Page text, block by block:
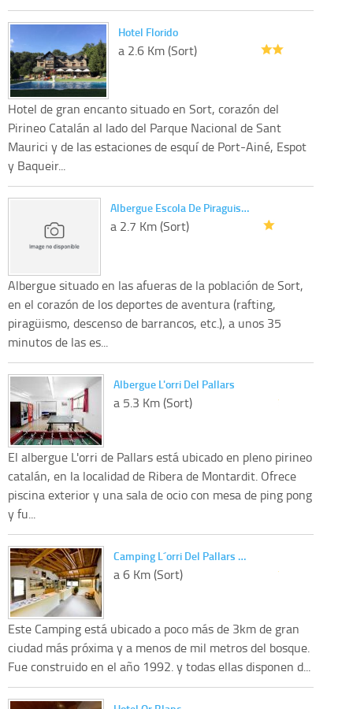
Hotel Florido
a 2.6 Km (Sort)
Hotel de gran encanto situado en Sort, corazón del
Pirineo Catalán al lado del Parque Nacional de Sant
Maurici y de las estaciones de esquí de Port-Ainé, Espot
y Baqueir...
Albergue Escola De Piraguis…
a 2.7 Km (Sort)
Albergue situado en las afueras de la población de Sort,
en el corazón de los deportes de aventura (rafting,
piragüismo, descenso de barrancos, etc.), a unos 35
minutos de las es...
Albergue L'orri Del Pallars
a 5.3 Km (Sort)
El albergue L'orri de Pallars está ubicado en pleno pirineo
catalán, en la localidad de Ribera de Montardit. Ofrece
piscina exterior y una sala de ocio con mesa de ping pong
y fu...
Camping L´orri Del Pallars …
a 6 Km (Sort)
Este Camping está ubicado a poco más de 3km de gran
ciudad más próxima y a menos de mil metros del bosque.
Fue construido en el año 1992. y todas ellas disponen d...